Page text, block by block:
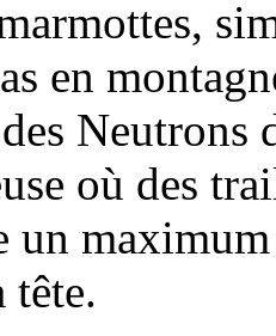
en
Neutrons
où des
un
tête.